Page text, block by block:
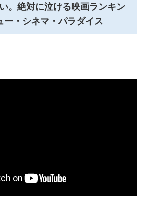
。絶対に泣ける映画ランキン
ー・シネマ・パラダイス